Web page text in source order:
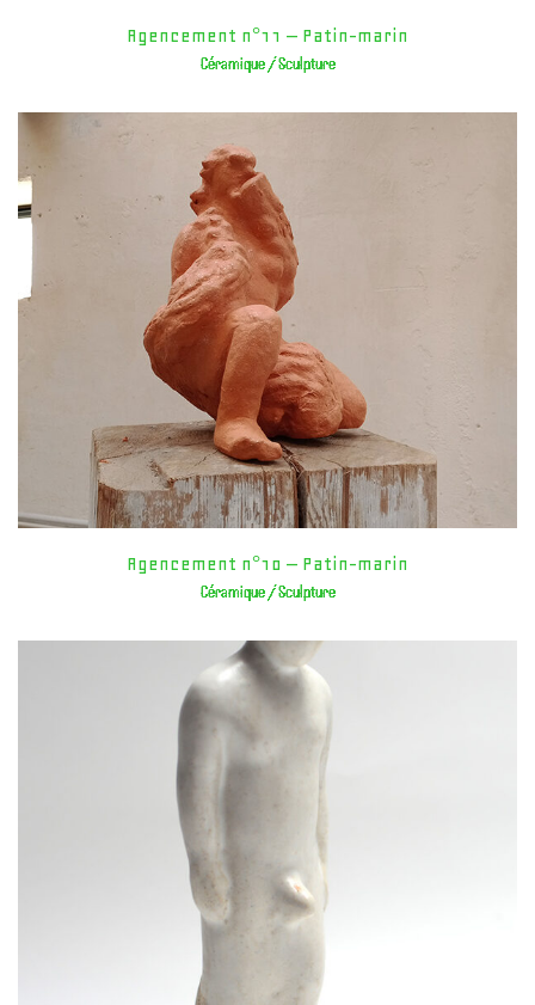
Agencement n°11 – Patin-marin
Céramique / Sculpture
Agencement n°10 – Patin-marin
Céramique / Sculpture